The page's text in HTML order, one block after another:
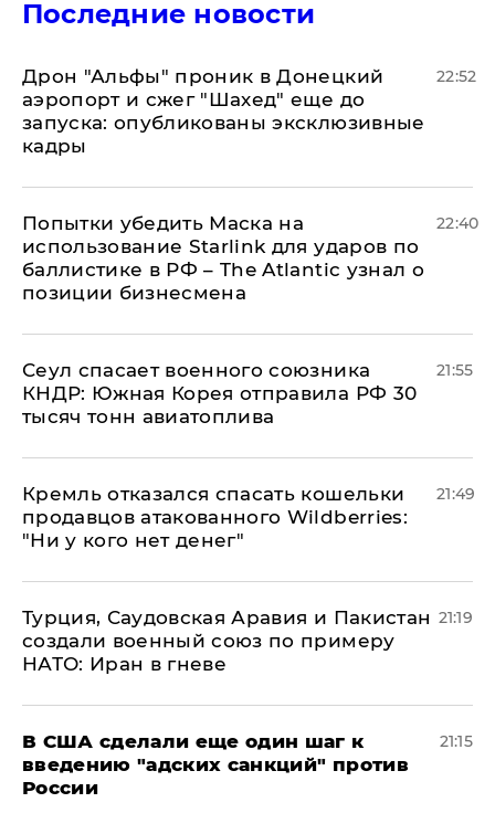
Последние новости
Дрон "Альфы" проник в Донецкий
аэропорт и сжег "Шахед" еще до
запуска: опубликованы эксклюзивные
кадры
22:52
Попытки убедить Маска на
использование Starlink для ударов по
баллистике в РФ – The Atlantic узнал о
позиции бизнесмена
22:40
​Сеул спасает военного союзника
КНДР: Южная Корея отправила РФ 30
тысяч тонн авиатоплива
21:55
Кремль отказался спасать кошельки
продавцов атакованного Wildberries:
"Ни у кого нет денег"
21:49
Турция, Саудовская Аравия и Пакистан
создали военный союз по примеру
НАТО: Иран в гневе
21:19
В США сделали еще один шаг к
введению "адских санкций" против
России
21:15